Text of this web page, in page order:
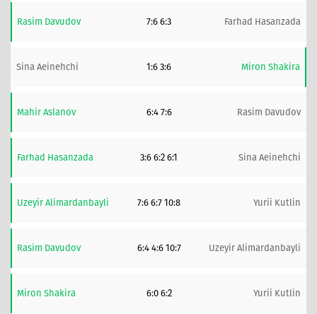
Rasim Davudov 7:6 6:3 Farhad Hasanzada
Sina Aeinehchi 1:6 3:6 Miron Shakira
Mahir Aslanov 6:4 7:6 Rasim Davudov
Farhad Hasanzada 3:6 6:2 6:1 Sina Aeinehchi
Uzeyir Alimardanbayli 7:6 6:7 10:8 Yurii Kutlin
Rasim Davudov 6:4 4:6 10:7 Uzeyir Alimardanbayli
Miron Shakira 6:0 6:2 Yurii Kutlin